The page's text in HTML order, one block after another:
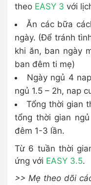
theo EASY 3 với
Ăn các bữa
ngày. (Để tránh
khi ăn, ban ngày
ban đêm ti mẹ)
Ngày ngủ 4
ngủ 1.5 – 2h, nap
Tổng thời gian
tổng thời gian
đêm 1-3 lần.
Từ 6 tuần thời
ứng với EASY 3.5.
>> Mẹ theo dõi